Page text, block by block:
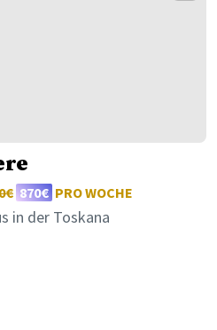
870€ PRO WOCHE
in der Toskana